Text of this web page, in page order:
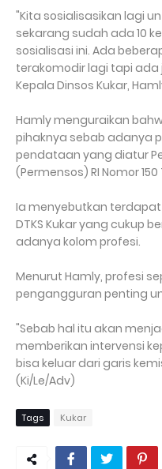
"Kita sosialisasikan lagi
sekarang sudah ada 10
sosialisasi ini. Ada
terakomodir lagi tapi
Kepala Dinsos Kukar,
Hamly menguraikan
pihaknya sebab adanya
pendataan yang diatur
(Permensos) RI Nomor
Ia menyebutkan
DTKS Kukar yang cukup
adanya kolom profesi.
Menurut Hamly, profesi
pengangguran penting
"Sebab hal itu akan
memberikan intervensi
bisa keluar dari garis
(Ki/Le/Adv)
Tags Kukar